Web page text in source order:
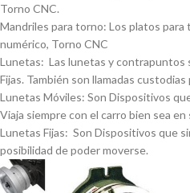
Torno CNC.
Mandriles para torno: Los platos
numérico, Torno CNC
Lunetas: Las lunetas y contrapuntos
Fijas. También son llamadas
Lunetas Móviles: Son Dispositivos
Viaja siempre con el carro bien sea
Lunetas Fijas: Son Dispositivos que
posibilidad de poder moverse.